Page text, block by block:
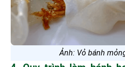
Ảnh: Vỏ bánh